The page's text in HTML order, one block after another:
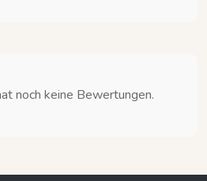
noch keine Bewertungen.